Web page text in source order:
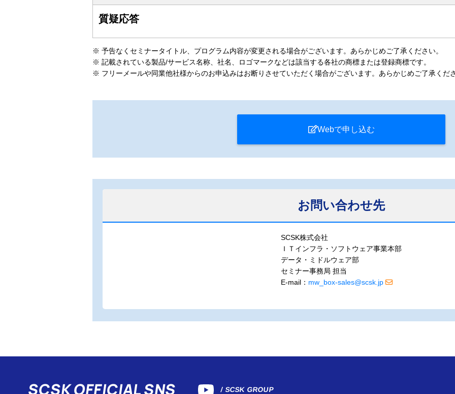
質疑応答
※ 予告なくセミナータイトル、プログラム内容が変更される場合がございます。あらかじめご了承ください。
※ 記載されている製品/サービス名称、社名、ロゴマークなどは該当する各社の商標または登録商標です。
※ フリーメールや同業他社様からのお申込みはお断りさせていただく場合がございます。あらかじめご了承くだ
Webで申し込む
お問い合わせ先
SCSK株式会社
ＩＴインフラ・ソフトウェア事業本部
データ・ミドルウェア部
セミナー事務局 担当
E-mail： mw_box-sales@scsk.jp
SCSK OFFICIAL SNS / SCSK GROUP